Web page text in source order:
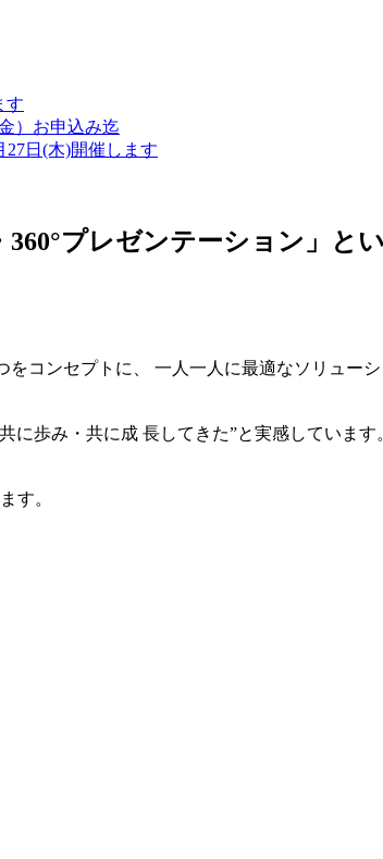
す
）お申込み迄
日(木)開催します
プレゼンテーション」と
コンセプトに、 一人一人に最適なソリューシ
に歩み・共に成 長してきた”と実感しています
す。